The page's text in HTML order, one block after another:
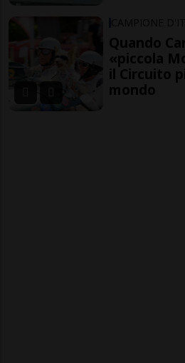
CAMPIONE
Quando
«piccola
il Circuito
mondo